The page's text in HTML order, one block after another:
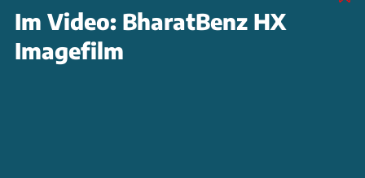
Im Video: BharatBenz HX
Imagefilm